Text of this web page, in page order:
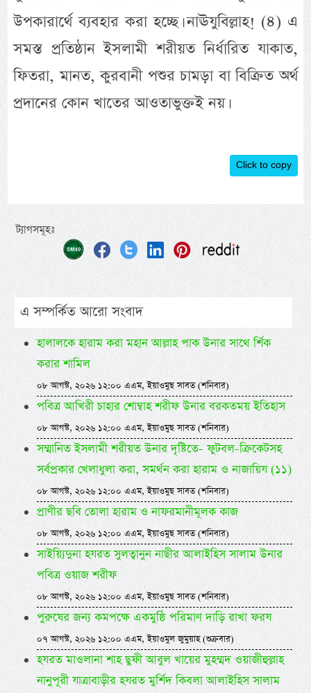
উপকারার্থে ব্যবহার করা হচ্ছে। নাঊযুবিল্লাহ! (৪) এ
সমস্ত প্রতিষ্ঠান ইসলামী শরীয়ত নির্ধারিত যাকাত,
ফিতরা, মানত, কুরবানী পশুর চামড়া বা বিক্রিত অর্থ
প্রদানের কোন খাতের আওতাভুক্তই নয়।
Click to copy
ট্যাগসমূহঃ
এ সম্পর্কিত আরো সংবাদ
হালালকে হারাম করা মহান আল্লাহ পাক উনার সাথে র্শিক
করার শামিল
০৮ আগস্ট, ২০২৬ ১২:০০ এএম, ইয়াওমুছ সাবত (শনিবার)
পবিত্র আখিরী চাহার শোম্বাহ শরীফ উনার বরকতময় ইতিহাস
০৮ আগস্ট, ২০২৬ ১২:০০ এএম, ইয়াওমুছ সাবত (শনিবার)
সম্মানিত ইসলামী শরীয়ত উনার দৃষ্টিতে- ফুটবল-ক্রিকেটসহ
সর্বপ্রকার খেলাধুলা করা, সমর্থন করা হারাম ও নাজায়িয (১১)
০৮ আগস্ট, ২০২৬ ১২:০০ এএম, ইয়াওমুছ সাবত (শনিবার)
প্রাণীর ছবি তোলা হারাম ও নাফরমানীমূলক কাজ
০৮ আগস্ট, ২০২৬ ১২:০০ এএম, ইয়াওমুছ সাবত (শনিবার)
সাইয়্যিদুনা হযরত সুলত্বানুন নাছীর আলাইহিস সালাম উনার
পবিত্র ওয়াজ শরীফ
০৮ আগস্ট, ২০২৬ ১২:০০ এএম, ইয়াওমুছ সাবত (শনিবার)
পুরুষের জন্য কমপক্ষে একমুষ্ঠি পরিমাণ দাড়ি রাখা ফরয
০৭ আগস্ট, ২০২৬ ১২:০০ এএম, ইয়াওমুল জুমুয়াহ (শুক্রবার)
হযরত মাওলানা শাহ ছুফী আবুল খায়ের মুহম্মদ ওয়াজীহুল্লাহ
নানুপূরী যাত্রাবাড়ীর হযরত মুর্শিদ কিবলা আলাইহিস সালাম